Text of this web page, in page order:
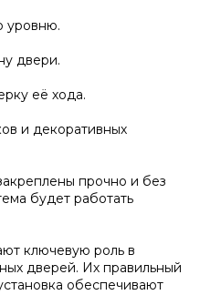
уровню.
двери.
её хода.
и декоративных
прочно и без
будет работать
ключевую роль в
дверей. Их правильный
обеспечивают